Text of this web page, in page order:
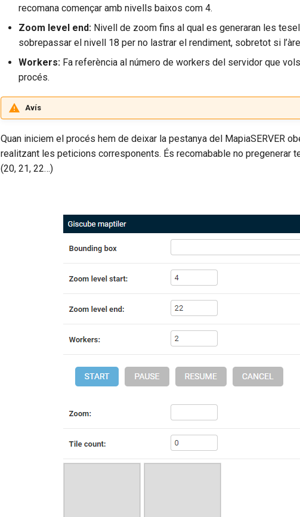
recomana començar amb nivells baixos com 4.
Zoom level end: Nivell de zoom fins al qual es generaran les
sobrepassar el nivell 18 per no lastrar el rendiment, sobretot si
Workers: Fa referència al número de workers del servidor que
procés.
Avís
Quan iniciem el procés hem de deixar la pestanya del MapiaSERVER
realitzant les peticions corresponents. És recomabable no pregenerar
(20, 21, 22…)